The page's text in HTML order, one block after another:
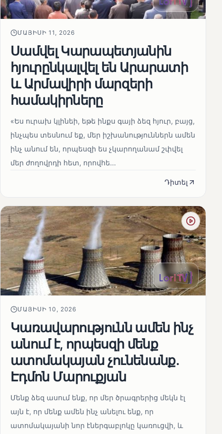
ՄԱՅԻՍԻ 11, 2026
Սամվել Կարապետյանին
հյուրընկալվել են Արարատի
և Արմավիրի մարզերի
համակիրները
«Ես ուրախ կլինեի, եթե ինքս գայի ձեզ հյուր, բայց,
ինչպես տեսնում եք, մեր իշխանություններն ամեն
ինչ անում են, որպեսզի ես չկարողանամ շփվել
մեր ժողովրդի հետ, որովհե...
Դիտել
ՄԱՅԻՍԻ 10, 2026
Կառավարությունն ամեն ինչ
անում է, որպեսզի մենք
ատոմակայան չունենանք․
Էդմոն Մարուքյան
Մենք ձեզ ասում ենք, որ մեր ծրագրերից մեկն էլ
այն է, որ մենք ամեն ինչ անելու ենք, որ
ատոմակայանի նոր էներգաբլոկը կառուցվի, և